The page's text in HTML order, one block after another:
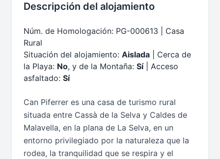
Descripción del alojamiento
Núm. de Homologación: PG-000613 | Casa
Rural
Situación del alojamiento: Aislada | Cerca de
la Playa: No, y de la Montaña: Sí| Acceso
asfaltado: Sí
Can Piferrer es una casa de turismo rural
situada entre Cassà de la Selva y Caldes de
Malavella, en la plana de La Selva, en un
entorno privilegiado por la naturaleza que la
rodea, la tranquilidad que se respira y el